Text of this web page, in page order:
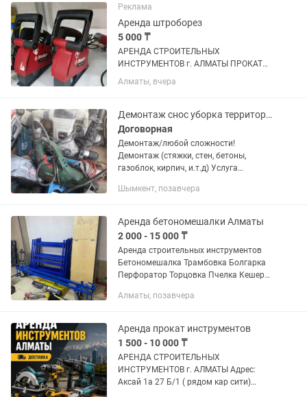
Реклама
Аренда штроборез
5 000 ₸
АРЕНДА СТРОИТЕЛЬНЫХ
ИНСТРУМЕНТОВ г. АЛМАТЫ ПРОКАТ
ПЛЮС Адрес: Аксай 1а 27 Б/1 (
напротив кар сити) Быстро, удобно,
состоянии Надежный инструмент для
вашего ремонта! ...
Алматы, вчера
Демонтаж снос уборка территории ломаем Разрушение ! Грузчики и разнорабочие
Договорная
Демонтаж/любой сложности!
Демонтаж (стяжки, стен, бетоны,
газоблок, кирпич, и.т.д) Услуга
территории Снос (домов, зданий,
вывоз...
Шымкент, позавчера
Аренда бетономешалки Алматы
2 000 - 15 000 ₸
Аренда строительных инструментов
Бетономешалка Трамбовка Болгарка
Перфоратор Торцовка Пчелка Кешер
дрель Лестница стремянка Триммер
Алматы, позавчера
Аренда прокат инструментов
1 500 - 10 000 ₸
АРЕНДА СТРОИТЕЛЬНЫХ
ИНСТРУМЕНТОВ г. АЛМАТЫ Адрес:
Аксай 1а 27 Б/1 ( рядом кар сити)